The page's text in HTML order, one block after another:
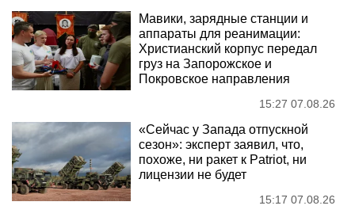
Мавики, зарядные станции и
аппараты для реанимации:
Христианский корпус передал
груз на Запорожское и
Покровское направления
15:27 07.08.26
«Сейчас у Запада отпускной
сезон»: эксперт заявил, что,
похоже, ни ракет к Patriot, ни
лицензии не будет
15:17 07.08.26